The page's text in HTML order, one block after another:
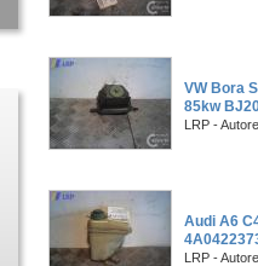
VW Bora
85kw
LRP -
Audi A6
LRP -